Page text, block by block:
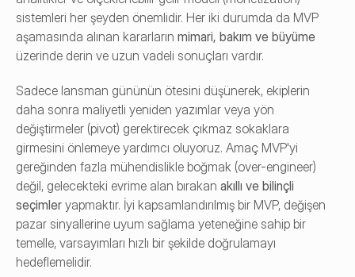
sistemleri her şeyden önemlidir. Her iki durumda da MVP
aşamasında alınan kararların mimari, bakım ve büyüme
üzerinde derin ve uzun vadeli sonuçları vardır.
Sadece lansman gününün ötesini düşünerek, ekiplerin
daha sonra maliyetli yeniden yazımlar veya yön
değiştirmeler (pivot) gerektirecek çıkmaz sokaklara
girmesini önlemeye yardımcı oluyoruz. Amaç MVP'yi
gereğinden fazla mühendislikle boğmak (over-engineer)
değil, gelecekteki evrime alan bırakan akıllı ve bilinçli
seçimler yapmaktır. İyi kapsamlandırılmış bir MVP, değişen
pazar sinyallerine uyum sağlama yeteneğine sahip bir
temelle, varsayımları hızlı bir şekilde doğrulamayı
hedeflemelidir.